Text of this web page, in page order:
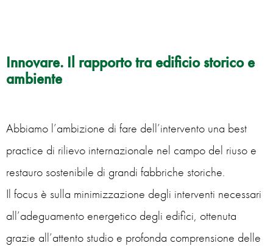
Innovare. Il rapporto tra edificio storico e
ambiente
Abbiamo l’ambizione di fare dell’intervento una best
practice di rilievo internazionale nel campo del riuso e
restauro sostenibile di grandi fabbriche storiche.
Il focus è sulla minimizzazione degli interventi necessari
all’adeguamento energetico degli edifici, ottenuta
grazie all’attento studio e profonda comprensione delle